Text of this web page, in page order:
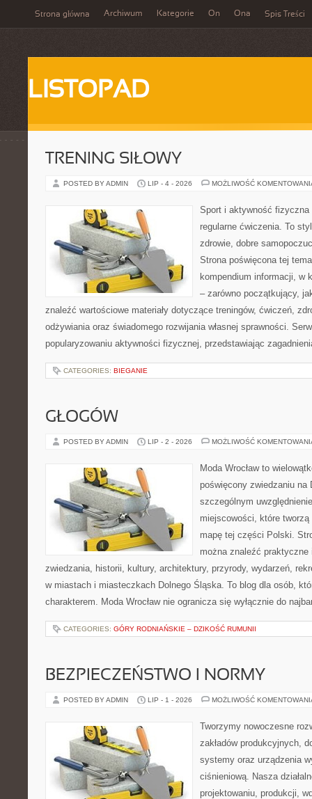
Strona główna Archiwum Kategorie On Ona Spis Treści
LISTOPAD
TRENING SIŁOWY
POSTED BY ADMIN LIP - 4 - 2026 MOŻLIWOŚĆ
Sport i aktywność
regularne ćwiczenia. To
zdrowie, dobre
Strona poświęcona tej
kompendium informacji, w
– zarówno początkujący,
znaleźć wartościowe materiały dotyczące treningów, ćwiczeń,
odżywiania oraz świadomego rozwijania własnej sprawności.
popularyzowaniu aktywności fizycznej, przedstawiając
CATEGORIES: BIEGANIE
GŁOGÓW
POSTED BY ADMIN LIP - 2 - 2026 MOŻLIWOŚĆ
Moda Wrocław to
poświęcony zwiedzaniu na
szczególnym
miejscowości, które
mapę tej części Polski.
można znaleźć
zwiedzania, historii, kultury, architektury, przyrody, wydarzeń,
w miastach i miasteczkach Dolnego Śląska. To blog dla osób,
charakterem. Moda Wrocław nie ogranicza się wyłącznie do
CATEGORIES: GÓRY RODNIAŃSKIE – DZIKOŚĆ RUMUNII
BEZPIECZEŃSTWO I NORMY
POSTED BY ADMIN LIP - 1 - 2026 MOŻLIWOŚĆ
Tworzymy nowoczesne
zakładów produkcyjnych,
systemy oraz urządzenia
ciśnieniową. Nasza
projektowaniu, produkcji,